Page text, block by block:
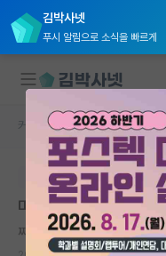
김박사넷
푸시 알림으로 소식을 빠르게
대학원생 모집
국내대학원 정보
연구실&오픈랩
커뮤니티 홈 자유 게시판(아
본문이 수정되지 않는 박제
미국석박통합 풀펀딩
찌질한 쇠렌 키르케고르